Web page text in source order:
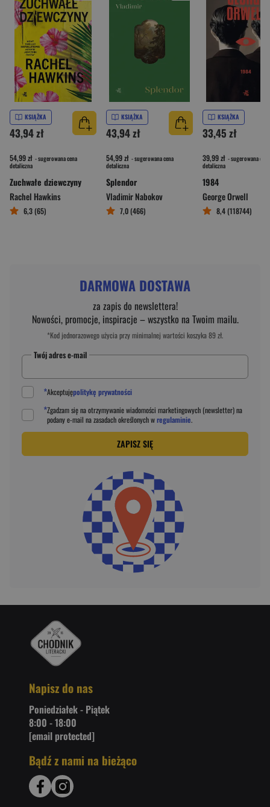
KSIĄŻKA
43,94 zł
54,99 zł - sugerowana cena
detaliczna
Zuchwałe dziewczyny
Rachel Hawkins
6,3 (65)
KSIĄŻKA
43,94 zł
54,99 zł - sugerowana cena
detaliczna
Splendor
Vladimir Nabokov
7,0 (466)
KSIĄŻKA
33,45 zł
39,99 zł - sugerowana cena
detaliczna
1984
George Orwell
8,4 (118744)
DARMOWA DOSTAWA
za zapis do newslettera!
Nowości, promocje, inspiracje – wszystko na Twoim mailu.
*Kod jednorazowego użycia przy minimalnej wartości koszyka 89 zł.
Twój adres e-mail
*Akceptujępolitykę prywatności
*Zgadzam się na otrzymywanie wiadomości marketingowych (newsletter) na
podanye-mail na zasadach określonych wregulaminie.
ZAPISZ SIĘ
Napisz do nas
Poniedziałek - Piątek
8:00 - 18:00
[email protected]
Bądź z nami na bieżąco